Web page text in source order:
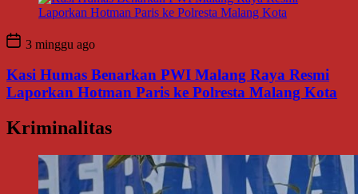
3 minggu ago
Kasi Humas Benarkan PWI Malang Raya Resmi
Laporkan Hotman Paris ke Polresta Malang Kota
Kriminalitas